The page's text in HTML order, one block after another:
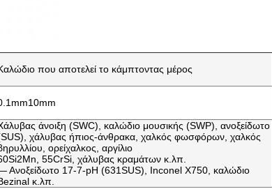
που αποτελεί το κάμπτοντας μέρος
άνοιξη (SWC), καλώδιο μουσικής (SWP), ανοξείδωτο
χάλυβας ήπιος-άνθρακα, χαλκός φωσφόρων, χαλκός
ορείχαλκος, αργίλιο
55CrSi, χάλυβας κραμάτων κ.λπ.
Ανοξείδωτο 17-7-pH (631SUS), Inconel X750, καλώδιο
κ.λπ.